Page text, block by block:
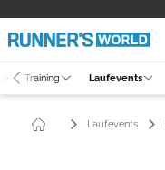
Training Laufevents
Laufevents